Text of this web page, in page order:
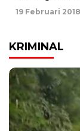
19 Februari
KRIMINAL